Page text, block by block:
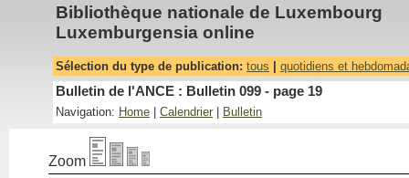
Bibliothèque nationale de Luxembourg
Luxemburgensia online
Sélection du type de publication: tous quotidiens et
Bulletin de l'ANCE : Bulletin 099 - page 19
Navigation: Home Calendrier Bulletin
Zoom